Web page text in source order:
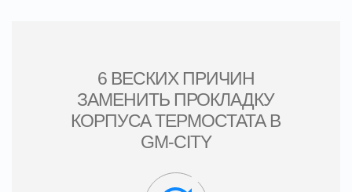
6 ВЕСКИХ ПРИЧИН
ЗАМЕНИТЬ ПРОКЛАДКУ
КОРПУСА ТЕРМОСТАТА В
GM-CITY